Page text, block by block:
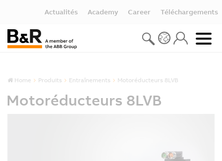
Actualités Academy Career Téléchargements
Home Produits Entraînements Motoréducteurs 8LVB
Motoréducteurs 8LVB